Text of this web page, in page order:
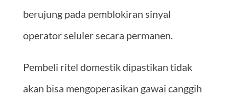
berujung pada pemblokiran sinyal
operator seluler secara permanen.
Pembeli ritel domestik dipastikan tidak
akan bisa mengoperasikan gawai canggih